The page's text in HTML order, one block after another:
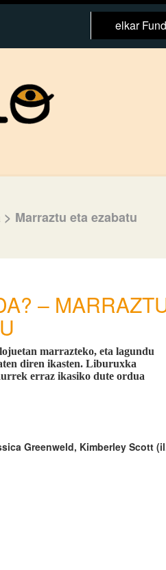
elkar
> Marraztu eta ezabatu
–
marrazteko, eta lagundu
diren ikasten. Liburuxka
erraz ikasiko dute ordua
Greenweld, Kimberley Scott